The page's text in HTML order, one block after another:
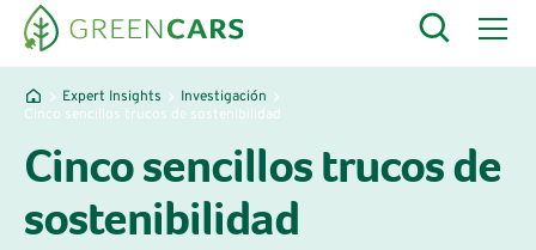
Expert Insights
Investigación
Cinco sencillos trucos de sostenibilidad
Cinco sencillos trucos de
sostenibilidad